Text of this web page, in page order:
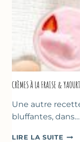
CRÈMES À LA FRAISE &
Une autre
bluffantes, dans…
LIRE LA SUITE